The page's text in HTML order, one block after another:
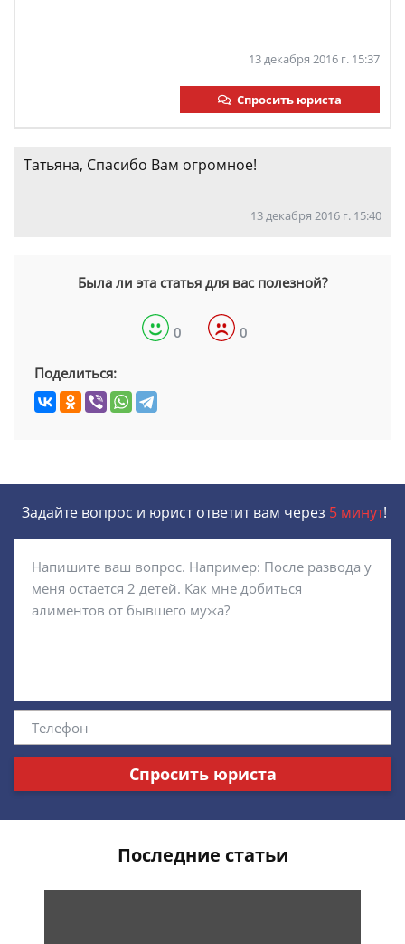
13 декабря 2016 г. 15:37
Спросить юриста
Татьяна, Спасибо Вам огромное!
13 декабря 2016 г. 15:40
Была ли эта статья для вас полезной?
0 0
Поделиться:
Задайте вопрос и юрист ответит вам через 5 минут!
Спросить юриста
Последние статьи